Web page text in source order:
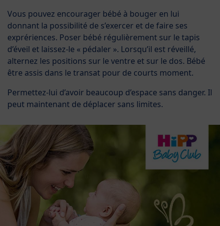
Vous pouvez encourager bébé à bouger en lui
donnant la possibilité de s’exercer et de faire ses
exprériences. Poser bébé régulièrement sur le tapis
d’éveil et laissez-le « pédaler ». Lorsqu’il est réveillé,
alternez les positions sur le ventre et sur le dos. Bébé
être assis dans le transat pour de courts moment.
Permettez-lui d’avoir beaucoup d’espace sans danger. Il
peut maintenant de déplacer sans limites.